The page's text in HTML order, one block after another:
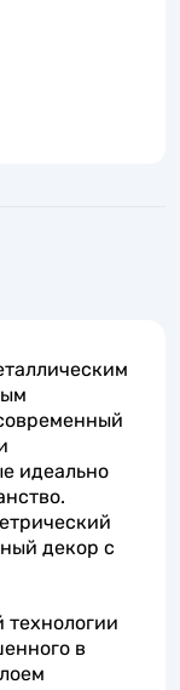
идеально
декор с
технологии
в